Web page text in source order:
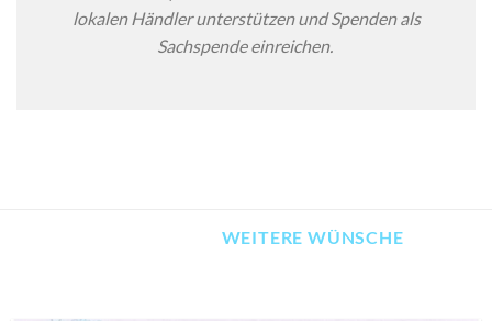
lokalen Händler unterstützen und Spenden als
Sachspende einreichen.
WEITERE WÜNSCHE